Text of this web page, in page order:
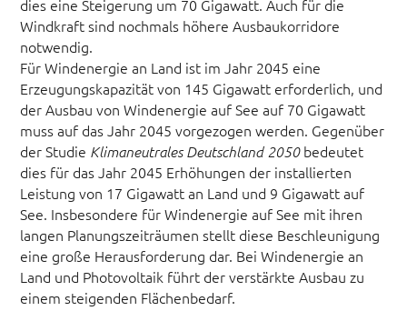
dies eine Steigerung um 70 Gigawatt. Auch für die
Windkraft sind nochmals höhere Ausbaukorridore
notwendig.
Für Windenergie an Land ist im Jahr 2045 eine
Erzeugungskapazität von 145 Gigawatt erforderlich, und
der Ausbau von Windenergie auf See auf 70 Gigawatt
muss auf das Jahr 2045 vorgezogen werden. Gegenüber
der Studie Klimaneutrales Deutschland 2050bedeutet
dies für das Jahr 2045 Erhöhungen der installierten
Leistung von 17 Gigawatt an Land und 9 Gigawatt auf
See. Insbesondere für Windenergie auf See mit ihren
langen Planungszeiträumen stellt diese Beschleunigung
eine große Herausforderung dar. Bei Windenergie an
Land und Photovoltaik führt der verstärkte Ausbau zu
einem steigenden Flächenbedarf.